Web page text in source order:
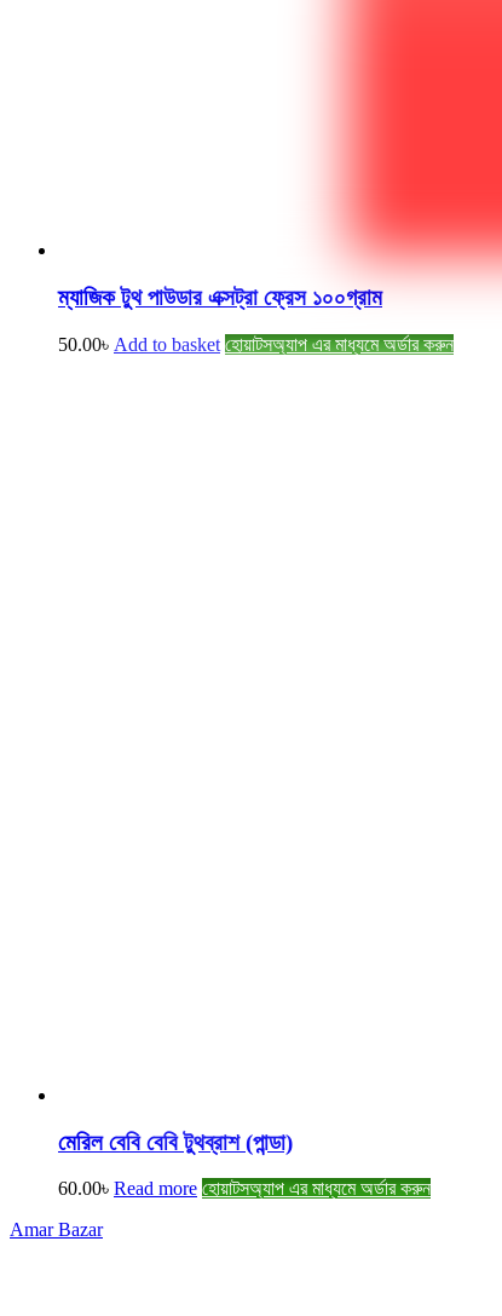
ম্যাজিক টুথ পাউডার এক্সট্রা ফ্রেস ১০০গ্রাম
50.00৳ Add to basket হোয়াটসঅ্যাপ এর মাধ্যমে অর্ডার করুন
মেরিল বেবি বেবি টুথব্রাশ (পান্ডা)
60.00৳ Read more হোয়াটসঅ্যাপ এর মাধ্যমে অর্ডার করুন
Amar Bazar